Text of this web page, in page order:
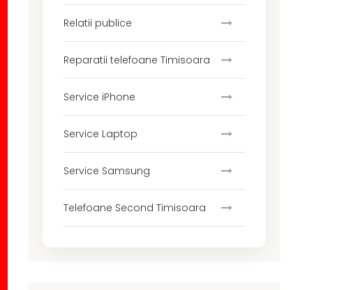
Relatii publice
Reparatii telefoane Timisoara
Service iPhone
Service Laptop
Service Samsung
Telefoane Second Timisoara